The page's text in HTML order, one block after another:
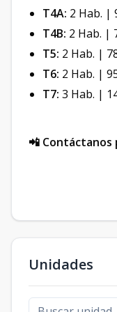
T4A: 2 Hab. |
T4B: 2 Hab. |
T5: 2 Hab. |
T6: 2 Hab. |
T7: 3 Hab. |
📲
Unidades